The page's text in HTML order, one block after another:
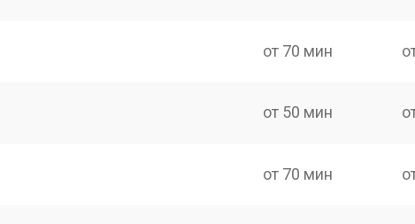
от 70 мин
от 50 мин
от 70 мин